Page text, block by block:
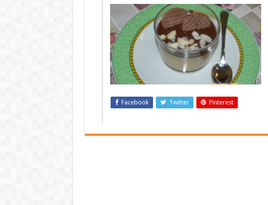
Facebook Twitter Pinterest